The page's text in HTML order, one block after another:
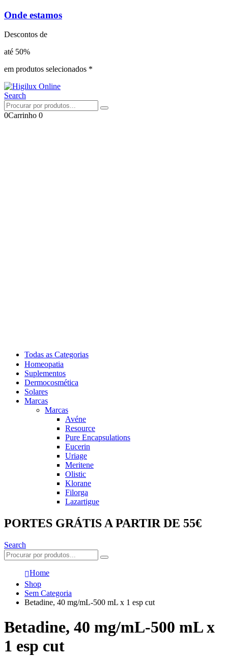
Onde estamos
Descontos de
até 50%
em produtos selecionados *
Search
0Carrinho 0
Todas as Categorias
Homeopatia
Suplementos
Dermocosmética
Solares
Marcas
Marcas
Avéne
Resource
Pure Encapsulations
Eucerin
Uriage
Meritene
Olistic
Klorane
Filorga
Lazartigue
PORTES GRÁTIS A PARTIR DE 55€
Search
Home
Shop
Sem Categoria
Betadine, 40 mg/mL-500 mL x 1 esp cut
Betadine, 40 mg/mL-500 mL x
1 esp cut